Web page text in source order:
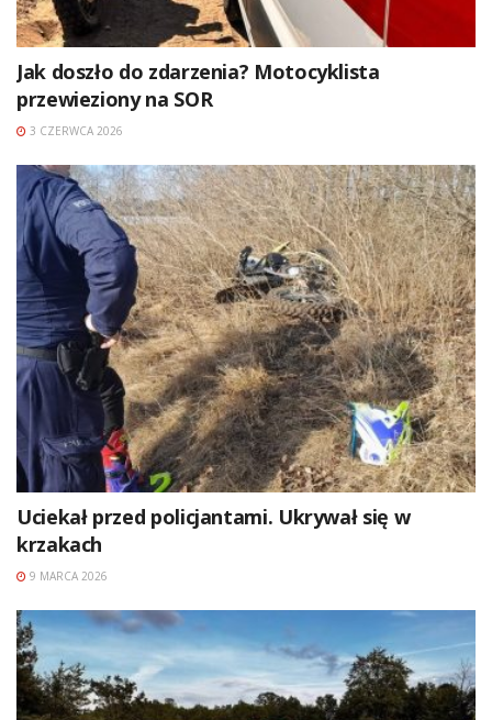
Jak doszło do zdarzenia? Motocyklista
przewieziony na SOR
3 CZERWCA 2026
Uciekał przed policjantami. Ukrywał się w
krzakach
9 MARCA 2026